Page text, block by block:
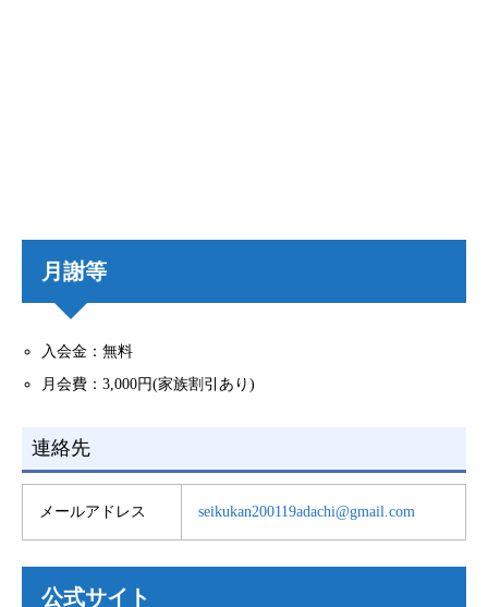
月謝等
入会金：無料
月会費：3,000円(家族割引あり)
連絡先
メールアドレス seikukan200119adachi@gmail.com
公式サイト